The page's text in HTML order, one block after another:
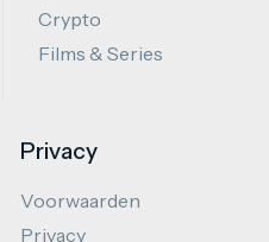
Crypto
Films & Series
Privacy
Voorwaarden
Privacy